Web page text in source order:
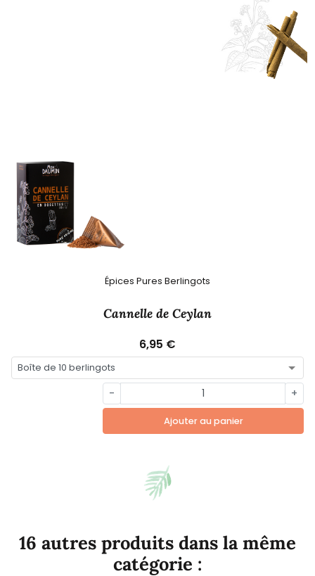
Épices Pures Berlingots
Cannelle de Ceylan
6,95 €
- +
Ajouter au panier
16 autres produits dans la même
catégorie :